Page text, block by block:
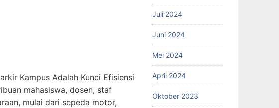
Kampus Adalah Kunci Efisiensi
mahasiswa, dosen, staf
mulai dari sepeda motor,
Juli 2024
Juni 2024
Mei 2024
April 2024
Oktober 2023